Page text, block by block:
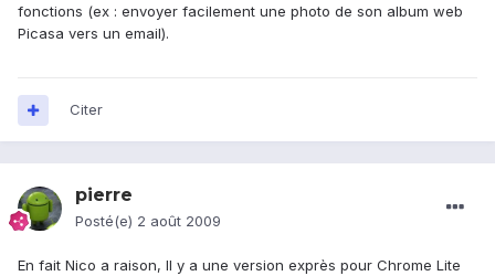
fonctions (ex : envoyer facilement une photo de son album web
Picasa vers un email).
Citer
pierre
Posté(e) 2 août 2009
En fait Nico a raison, Il y a une version exprès pour Chrome Lite